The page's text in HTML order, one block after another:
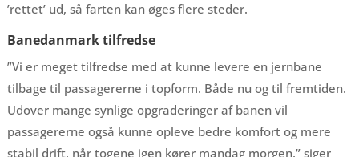
’rettet’ ud, så farten kan øges flere steder.
Banedanmark tilfredse
”Vi er meget tilfredse med at kunne levere en jernbane
tilbage til passagererne i topform. Både nu og til fremtiden.
Udover mange synlige opgraderinger af banen vil
passagererne også kunne opleve bedre komfort og mere
stabil drift, når togene igen kører mandag morgen,” siger